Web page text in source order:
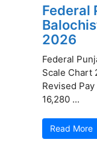
Federal
2026
Federal
Scale Chart
Revised
16,280 ...
Read More